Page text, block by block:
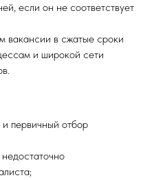
если он не соответствует
вакансии в сжатые сроки
и широкой сети
первичный отбор